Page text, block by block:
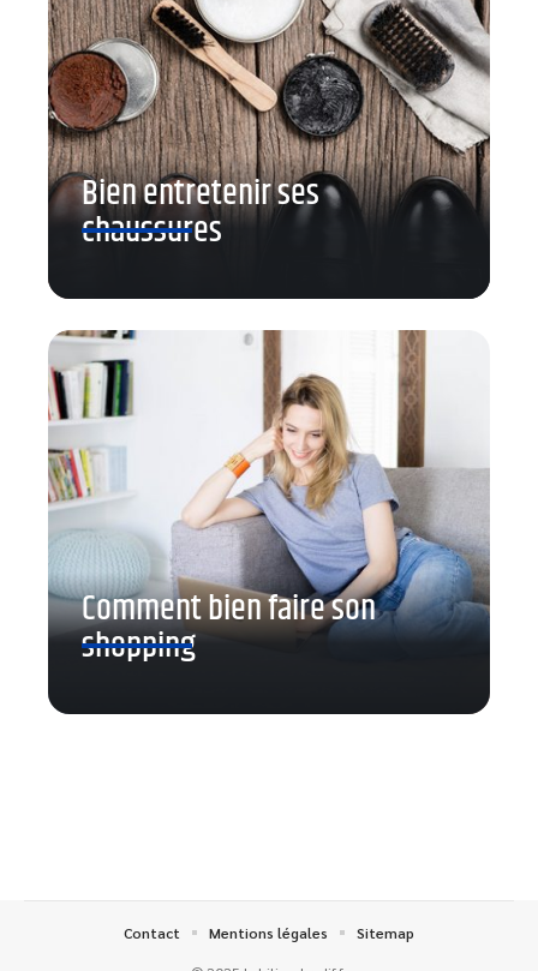
Bien entretenir ses
chaussures
Comment bien faire son
shopping
Contact Mentions légales Sitemap